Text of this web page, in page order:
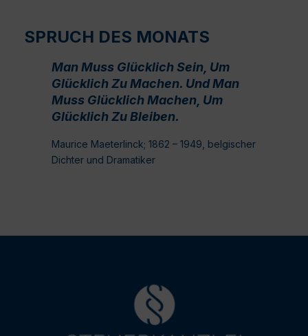
SPRUCH DES MONATS
Man Muss Glücklich Sein, Um
Glücklich Zu Machen. Und Man
Muss Glücklich Machen, Um
Glücklich Zu Bleiben.
Maurice Maeterlinck; 1862 – 1949, belgischer
Dichter und Dramatiker